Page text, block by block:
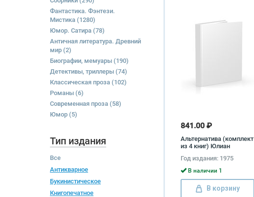
Фантастика. Фэнтези.
Мистика (1280)
Юмор. Сатира (78)
Античная литература. Древний
мир (2)
Биографии, мемуары (190)
Детективы, триллеры (74)
Классическая проза (102)
Романы (6)
Современная проза (58)
Юмор (5)
Тип издания
Все
Антикварное
Букинистическое
Книгопечатное
841.00 ₽
Альтернатива (комплект
из 4 книг) Юлиан
Год издания: 1975
В наличии 1
В корзину